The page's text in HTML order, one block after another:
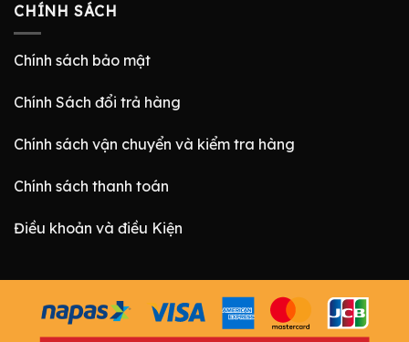
CHÍNH SÁCH
Chính sách bảo mật
Chính Sách đổi trả hàng
Chính sách vận chuyển và kiểm tra hàng
Chính sách thanh toán
Điều khoản và điều Kiện